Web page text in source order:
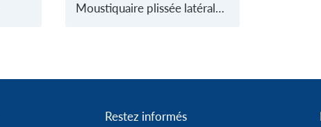
Moustiquaire plissée latérale Basique/XL
Restez informés